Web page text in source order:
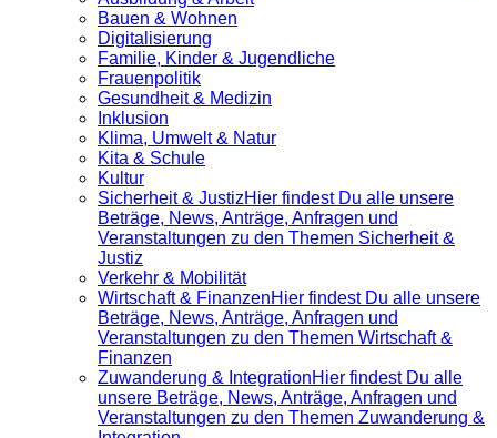
Bauen & Wohnen
Digitalisierung
Familie, Kinder & Jugendliche
Frauenpolitik
Gesundheit & Medizin
Inklusion
Klima, Umwelt & Natur
Kita & Schule
Kultur
Sicherheit & JustizHier findest Du alle unsere
Beträge, News, Anträge, Anfragen und
Veranstaltungen zu den Themen Sicherheit &
Justiz
Verkehr & Mobilität
Wirtschaft & FinanzenHier findest Du alle unsere
Beträge, News, Anträge, Anfragen und
Veranstaltungen zu den Themen Wirtschaft &
Finanzen
Zuwanderung & IntegrationHier findest Du alle
unsere Beträge, News, Anträge, Anfragen und
Veranstaltungen zu den Themen Zuwanderung &